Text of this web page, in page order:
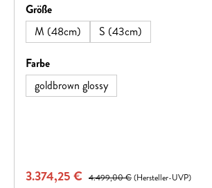
kann beeindruckende 170 kg
Größeauswählen
M (48cm)
S (43cm)
Farbeauswählen
goldbrown glossy
Verkaufspreis:
3.374,25 € Regulärer Preis:
4.499,00 €(Hersteller-UVP)